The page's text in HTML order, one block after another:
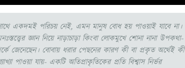
সাথে একদমই পরিচয় নেই, এমন মানুষ বোধ হয় পাওয়াই যাবে না।
জ্ঞান নিয়ে নাড়াচাড়া কিংবা লোকমুখে শোনা নানা উপকথা-
জেনেছেন। বোবায় ধরার পেছনের কারণ কী বা প্রকৃত অর্থেই কী
পাওয়া যায়- একটি অতিপ্রাকৃতিকের প্রতি বিশ্বাস নির্ভর